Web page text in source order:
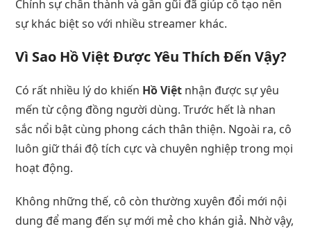
Chính sự chân thành và gần gũi đã giúp cô tạo nên
sự khác biệt so với nhiều streamer khác.
Vì Sao Hồ Việt Được Yêu Thích Đến Vậy?
Có rất nhiều lý do khiến Hồ Việt nhận được sự yêu
mến từ cộng đồng người dùng. Trước hết là nhan
sắc nổi bật cùng phong cách thân thiện. Ngoài ra, cô
luôn giữ thái độ tích cực và chuyên nghiệp trong mọi
hoạt động.
Không những thế, cô còn thường xuyên đổi mới nội
dung để mang đến sự mới mẻ cho khán giả. Nhờ vậy,